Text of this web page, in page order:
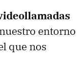
entorno
que nos